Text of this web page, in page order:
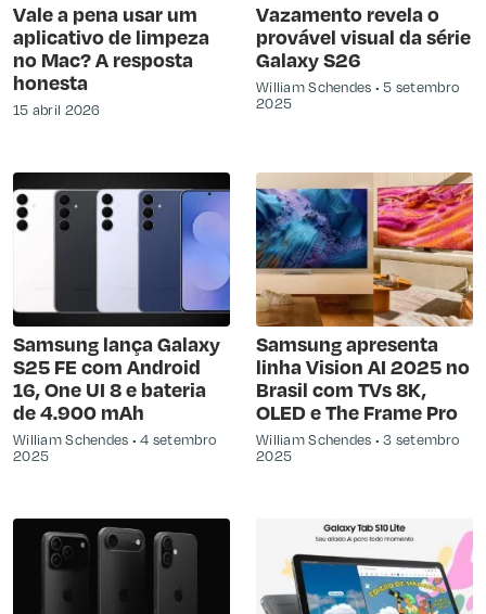
Vale a pena usar um
aplicativo de limpeza
no Mac? A resposta
honesta
15 abril 2026
Vazamento revela o
provável visual da série
Galaxy S26
William Schendes
5 setembro
2025
Samsung lança Galaxy
S25 FE com Android
16, One UI 8 e bateria
de 4.900 mAh
William Schendes
4 setembro
2025
Samsung apresenta
linha Vision AI 2025 no
Brasil com TVs 8K,
OLED e The Frame Pro
William Schendes
3 setembro
2025